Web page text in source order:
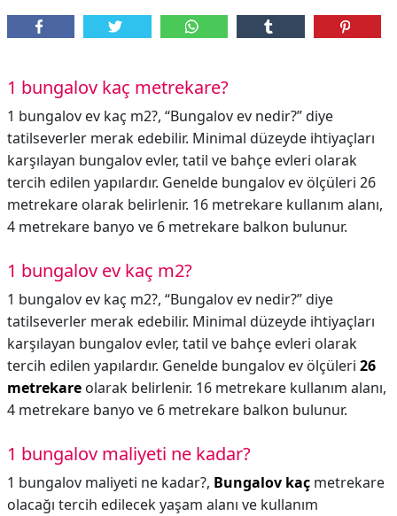
1 bungalov kaç metrekare?
1 bungalov ev kaç m2?, “Bungalov ev nedir?” diye
tatilseverler merak edebilir. Minimal düzeyde ihtiyaçları
karşılayan bungalov evler, tatil ve bahçe evleri olarak
tercih edilen yapılardır. Genelde bungalov ev ölçüleri 26
metrekare olarak belirlenir. 16 metrekare kullanım alanı,
4 metrekare banyo ve 6 metrekare balkon bulunur.
1 bungalov ev kaç m2?
1 bungalov ev kaç m2?, “Bungalov ev nedir?” diye
tatilseverler merak edebilir. Minimal düzeyde ihtiyaçları
karşılayan bungalov evler, tatil ve bahçe evleri olarak
tercih edilen yapılardır. Genelde bungalov ev ölçüleri 26
metrekare olarak belirlenir. 16 metrekare kullanım alanı,
4 metrekare banyo ve 6 metrekare balkon bulunur.
1 bungalov maliyeti ne kadar?
1 bungalov maliyeti ne kadar?, Bungalov kaç metrekare
olacağı tercih edilecek yaşam alanı ve kullanım